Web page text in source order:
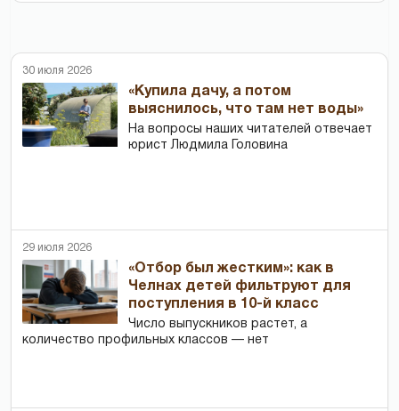
30 июля 2026
«Купила дачу, а потом
выяснилось, что там нет воды»
На вопросы наших читателей отвечает
юрист Людмила Головина
29 июля 2026
«Отбор был жестким»: как в
Челнах детей фильтруют для
поступления в 10-й класс
Число выпускников растет, а
количество профильных классов — нет